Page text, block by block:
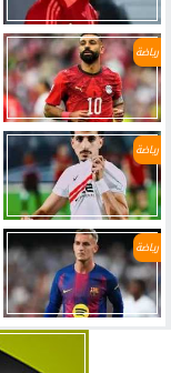
رياضة
رياضة
رياضة